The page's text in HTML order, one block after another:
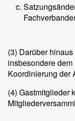
(3) Darüber
insbesondere
Koordinierung der
(4) Gastmitglieder